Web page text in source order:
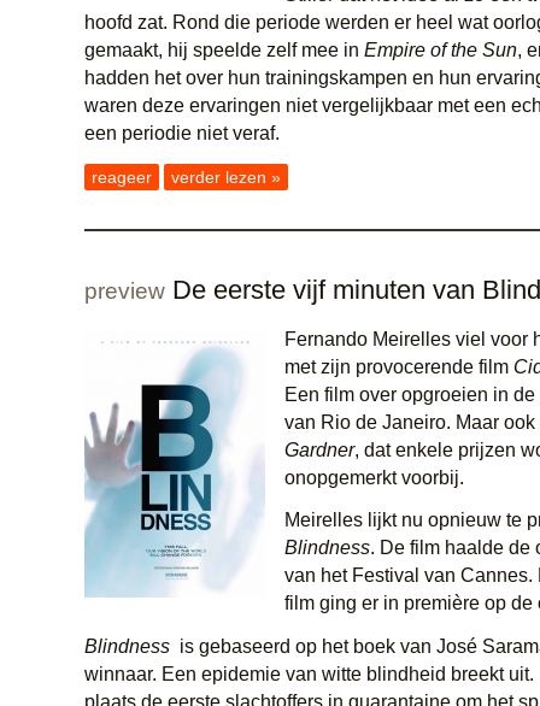
hoofd zat. Rond die periode werden er heel wat
gemaakt, hij speelde zelf mee in Empire of the Sun,
hadden het over hun trainingskampen en hun
waren deze ervaringen niet vergelijkbaar met een
een periodie niet veraf.
reageer verder lezen »
preview De eerste vijf minuten van
Fernando Meirelles viel voor
met zijn provocerende film
Een film over opgroeien in
van Rio de Janeiro. Maar ook
Gardner, dat enkele prijzen
onopgemerkt voorbij.
Meirelles lijkt nu opnieuw te
Blindness. De film haalde de
van het Festival van Cannes.
film ging er in première op de
Blindness is gebaseerd op het boek van José
winnaar. Een epidemie van witte blindheid breekt